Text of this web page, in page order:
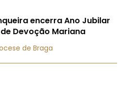
encerra Ano Jubilar
Devoção Mariana
de Braga